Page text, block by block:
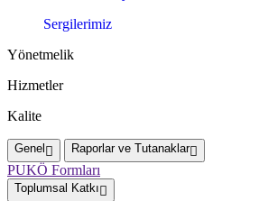
Sergilerimiz
Yönetmelik
Hizmetler
Kalite
Genel Raporlar ve Tutanaklar
PUKÖ Formları
Toplumsal Katkı